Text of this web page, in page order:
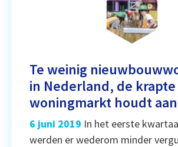
Te weinig
in Nederland, de
woningmarkt houdt aan
6 juni 2019 In het eerste
werden er wederom minder